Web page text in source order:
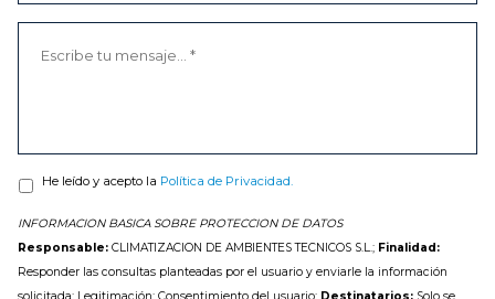
He leído y acepto la Política de Privacidad.
INFORMACION BASICA SOBRE PROTECCION DE DATOS
Responsable: CLIMATIZACION DE AMBIENTES TECNICOS S.L.; Finalidad:
Responder las consultas planteadas por el usuario y enviarle la información
solicitada; Legitimación: Consentimiento del usuario; Destinatarios:
Solo se